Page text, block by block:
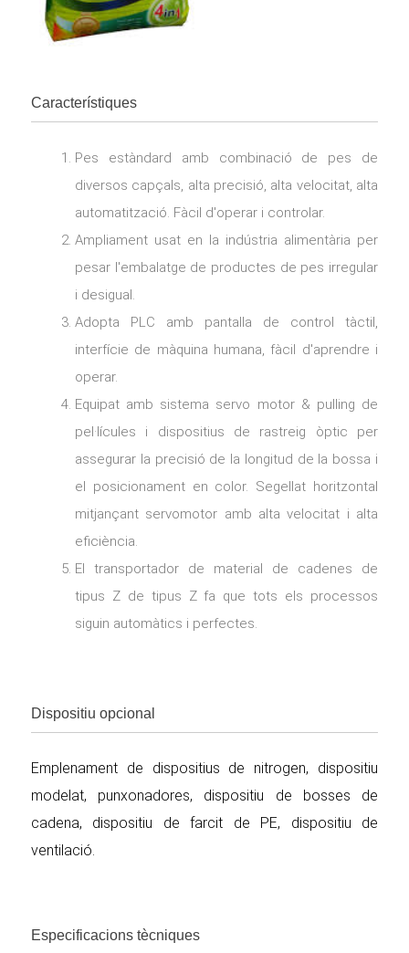
Característiques
Pes estàndard amb combinació de pes de
diversos capçals, alta precisió, alta velocitat, alta
automatització. Fàcil d'operar i controlar.
Ampliament usat en la indústria alimentària per
pesar l'embalatge de productes de pes irregular
i desigual.
Adopta PLC amb pantalla de control tàctil,
interfície de màquina humana, fàcil d'aprendre i
operar.
Equipat amb sistema servo motor & pulling de
pel·lícules i dispositius de rastreig òptic per
assegurar la precisió de la longitud de la bossa i
el posicionament en color. Segellat horitzontal
mitjançant servomotor amb alta velocitat i alta
eficiència.
El transportador de material de cadenes de
tipus Z de tipus Z fa que tots els processos
siguin automàtics i perfectes.
Dispositiu opcional
Emplenament de dispositius de nitrogen, dispositiu
modelat, punxonadores, dispositiu de bosses de
cadena, dispositiu de farcit de PE, dispositiu de
ventilació.
Especificacions tècniques